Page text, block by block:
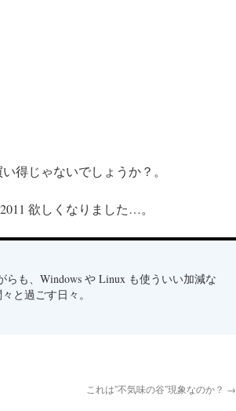
得じゃないでしょうか？。
欲しくなりました…。
も、Windows や Linux も使ういい加減な
と過ごす日々。
これは”不気味の谷”現象なのか？ →